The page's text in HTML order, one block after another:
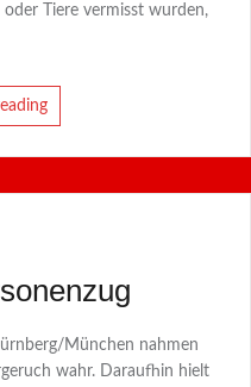
Tiere vermisst wurden,
München nahmen
wahr. Daraufhin hielt